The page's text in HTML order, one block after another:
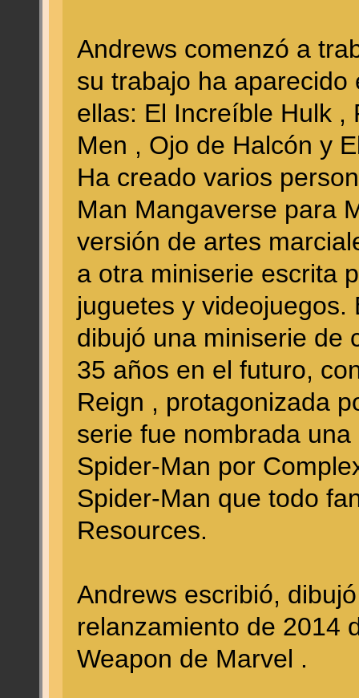
Andrews comenzó a
su trabajo ha
ellas: El Increíble Hulk ,
Men , Ojo de Halcón y
Ha creado varios
Man Mangaverse para
versión de artes
a otra miniserie escrita
juguetes y videojuegos.
dibujó una miniserie de
35 años en el futuro,
Reign , protagonizada
serie fue nombrada
Spider-Man por
Spider-Man que todo
Resources.
Andrews escribió,
relanzamiento de 2014
Weapon de Marvel .